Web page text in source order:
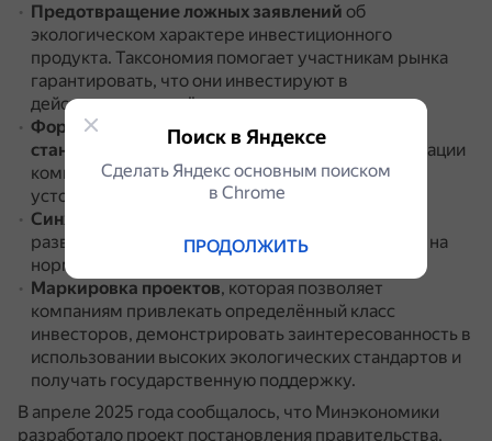
Предотвращение ложных заявлений об
экологическом характере инвестиционного
продукта. Таксономия помогает участникам рынка
гарантировать, что они инвестируют в
действительно зелёные возможности.
Формирование прозрачных требований и
стандартов
для бизнеса, например, в классификации
коммерческой деятельности по критериям
устойчивого развития.
Синхронизация планов
развития на государственном уровне и влияние на
нормативное регулирование.
Маркировка проектов, которая позволяет
компаниям привлекать определённый класс
инвесторов, демонстрировать заинтересованность в
использовании высоких экологических стандартов и
получать государственную поддержку.
В апреле 2025 года сообщалось, что Минэкономики
разработало проект постановления правительства,
Поиск в Яндексе
Сделать Яндекс основным поиском
в Сhrome
ПРОДОЛЖИТЬ